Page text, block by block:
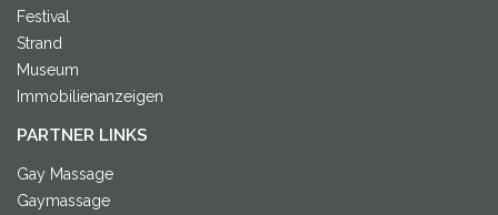
Festival
Strand
Museum
Immobilienanzeigen
PARTNER LINKS
Gay Massage
Gaymassage